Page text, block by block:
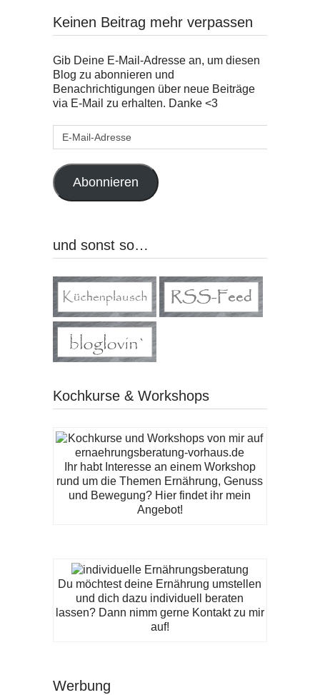
Keinen Beitrag mehr verpassen
Gib Deine E-Mail-Adresse an, um diesen
Blog zu abonnieren und
Benachrichtigungen über neue Beiträge
via E-Mail zu erhalten. Danke <3
E-
Abonnieren
und sonst so…
Kochkurse & Workshops
Ihr habt Interesse an einem Workshop
rund um die Themen Ernährung, Genuss
und Bewegung? Hier findet ihr mein
Angebot!
Du möchtest deine Ernährung umstellen
und dich dazu individuell beraten
lassen? Dann nimm gerne Kontakt zu mir
auf!
Werbung